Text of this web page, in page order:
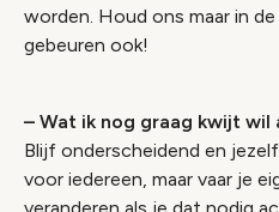
worden. Houd ons maar in
gebeuren ook!
– Wat ik nog graag kwijt wil
Blijf onderscheidend en
voor iedereen, maar vaar je